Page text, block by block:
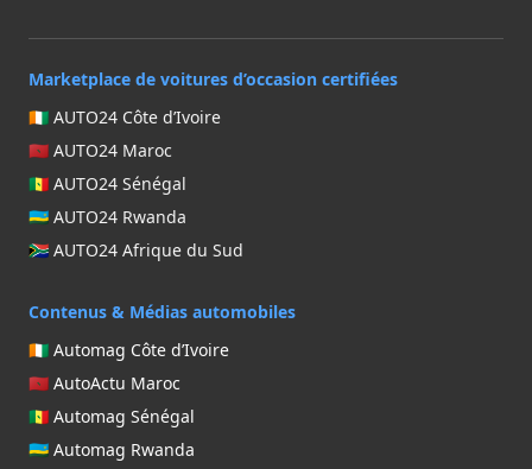
Marketplace de voitures d’occasion certifiées
🇨🇮 AUTO24 Côte d’Ivoire
🇲🇦 AUTO24 Maroc
🇸🇳 AUTO24 Sénégal
🇷🇼 AUTO24 Rwanda
🇿🇦 AUTO24 Afrique du Sud
Contenus & Médias automobiles
🇨🇮 Automag Côte d’Ivoire
🇲🇦 AutoActu Maroc
🇸🇳 Automag Sénégal
🇷🇼 Automag Rwanda